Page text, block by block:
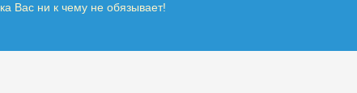
Вас ни к чему не обязывает!